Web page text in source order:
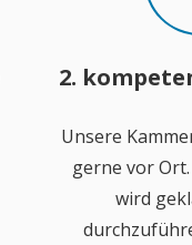
2.
Unsere
gerne vor
wird